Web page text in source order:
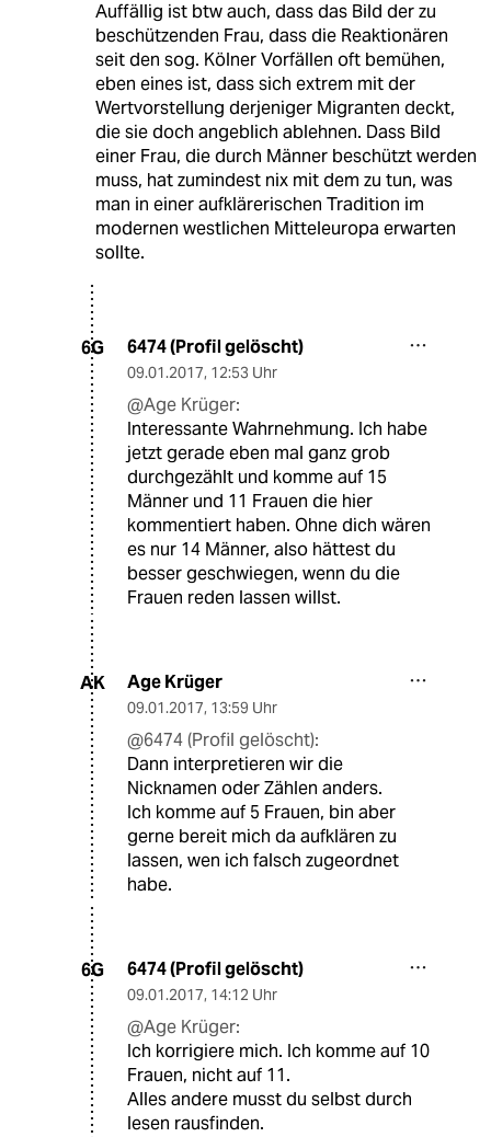
Auffällig ist btw auch, dass das Bild der zu
beschützenden Frau, dass die Reaktionären
seit den sog. Kölner Vorfällen oft bemühen,
eben eines ist, dass sich extrem mit der
Wertvorstellung derjeniger Migranten deckt,
die sie doch angeblich ablehnen. Dass Bild
einer Frau, die durch Männer beschützt werden
muss, hat zumindest nix mit dem zu tun, was
man in einer aufklärerischen Tradition im
modernen westlichen Mitteleuropa erwarten
sollte.
6G 6474 (Profil gelöscht)
09.01.2017, 12:53 Uhr
@Age Krüger:
Interessante Wahrnehmung. Ich habe
jetzt gerade eben mal ganz grob
durchgezählt und komme auf 15
Männer und 11 Frauen die hier
kommentiert haben. Ohne dich wären
es nur 14 Männer, also hättest du
besser geschwiegen, wenn du die
Frauen reden lassen willst.
AK Age Krüger
09.01.2017, 13:59 Uhr
@6474 (Profil gelöscht):
Dann interpretieren wir die
Nicknamen oder Zählen anders.
Ich komme auf 5 Frauen, bin aber
gerne bereit mich da aufklären zu
lassen, wen ich falsch zugeordnet
habe.
6G 6474 (Profil gelöscht)
09.01.2017, 14:12 Uhr
@Age Krüger:
Ich korrigiere mich. Ich komme auf 10
Frauen, nicht auf 11.
Alles andere musst du selbst durch
lesen rausfinden.